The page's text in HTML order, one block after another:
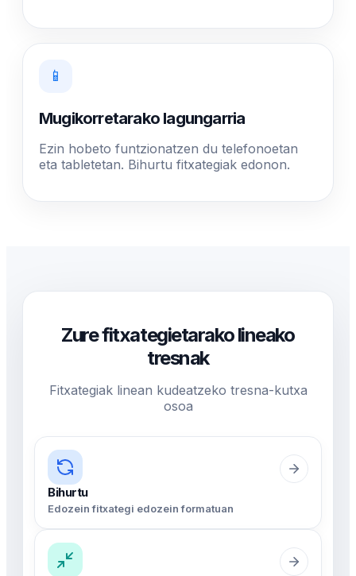
📱
Mugikorretarako lagungarria
Ezin hobeto funtzionatzen du telefonoetan
eta tabletetan. Bihurtu fitxategiak edonon.
Zure fitxategietarako lineako
tresnak
Fitxategiak linean kudeatzeko tresna-kutxa
osoa
Bihurtu
Edozein fitxategi edozein formatuan